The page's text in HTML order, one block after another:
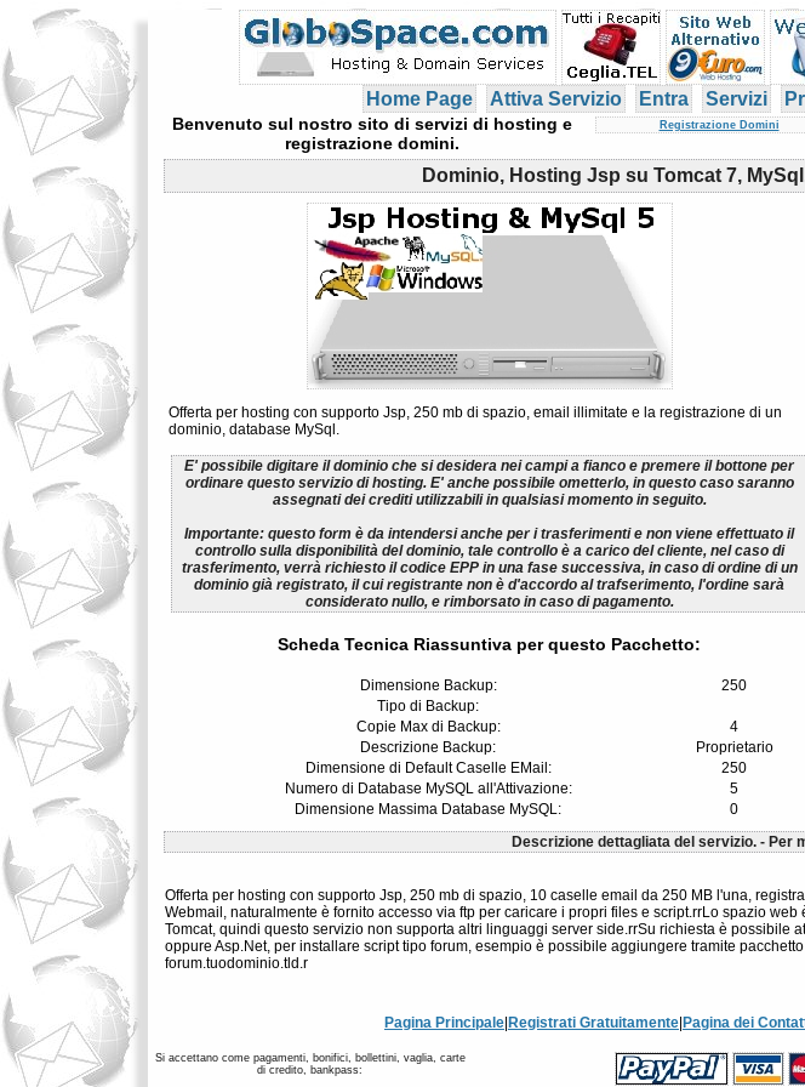
Home Page Attiva Servizio Entra Servizi
Benvenuto sul nostro sito di servizi di hosting e
registrazione domini.
Registrazione Domini
Dominio, Hosting Jsp su Tomcat 7,
Offerta per hosting con supporto Jsp, 250 mb di spazio, email illimitate e la registrazione di un
dominio, database MySql.
E' possibile digitare il dominio che si desidera nei campi a fianco e premere il bottone per
ordinare questo servizio di hosting. E' anche possibile ometterlo, in questo caso saranno
assegnati dei crediti utilizzabili in qualsiasi momento in seguito.
Importante: questo form è da intendersi anche per i trasferimenti e non viene effettuato il
controllo sulla disponibilità del dominio, tale controllo è a carico del cliente, nel caso di
trasferimento, verrà richiesto il codice EPP in una fase successiva, in caso di ordine di un
dominio già registrato, il cui registrante non è d'accordo al trafserimento, l'ordine sarà
considerato nullo, e rimborsato in caso di pagamento.
Scheda Tecnica Riassuntiva per questo Pacchetto:
Dimensione Backup:
250
Tipo di Backup:
Copie Max di Backup:
4
Descrizione Backup:
Proprietario
Dimensione di Default Caselle EMail:
250
Numero di Database MySQL all'Attivazione:
5
Dimensione Massima Database MySQL:
0
Descrizione dettagliata del servizio. - Per
Offerta per hosting con supporto Jsp, 250 mb di spazio, 10 caselle email da 250 MB l'una,
Webmail, naturalmente è fornito accesso via ftp per caricare i propri files e script.rrLo spazio
Tomcat, quindi questo servizio non supporta altri linguaggi server side.rrSu richiesta è
oppure Asp.Net, per installare script tipo forum, esempio è possibile aggiungere tramite
forum.tuodominio.tld.r
Pagina Principale Registrati Gratuitamente Pagina dei
Si accettano come pagamenti, bonifici, bollettini, vaglia, carte
di credito, bankpass: